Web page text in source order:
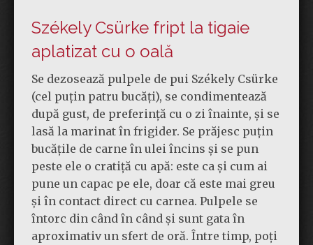
Székely Csürke fript la tigaie
aplatizat cu o oală
Se dezosează pulpele de pui Székely Csürke
(cel puțin patru bucăți), se condimentează
după gust, de preferință cu o zi înainte, și se
lasă la marinat în frigider. Se prăjesc puțin
bucățile de carne în ulei încins și se pun
peste ele o cratiță cu apă: este ca și cum ai
pune un capac pe ele, doar că este mai greu
și în contact direct cu carnea. Pulpele se
întorc din când în când și sunt gata în
aproximativ un sfert de oră. Între timp, poți